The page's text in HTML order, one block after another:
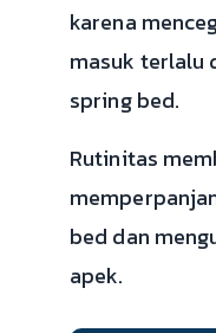
karena
masuk terlalu
spring bed.
Rutinitas
bed dan
apek.